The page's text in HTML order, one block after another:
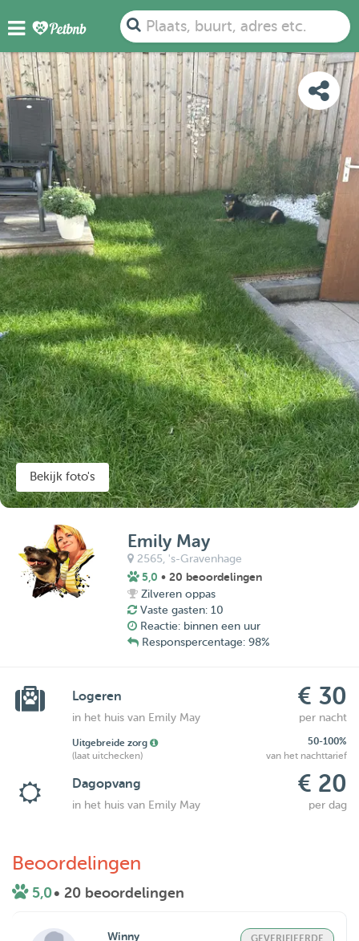
Plaats, buurt, adres etc.
FOTO'S BEOORDELINGEN KAART
Bekijk foto's
Emily May
2565, 's-Gravenhage
5,0 • 20 beoordelingen
Zilveren oppas
Vaste gasten: 10
Reactie: binnen een uur
Responspercentage: 98%
Logeren € 30
in het huis van Emily May per nacht
Uitgebreide zorg
50-100%
(laat uitchecken)
van het nachttarief
Dagopvang € 20
in het huis van Emily May per dag
Beoordelingen
5,0• 20 beoordelingen
Winny
GEVERIFIEERDE